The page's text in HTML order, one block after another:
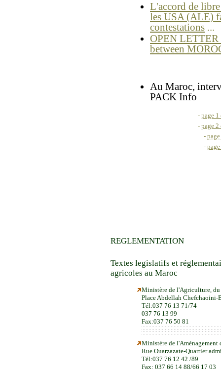
L'accord de
les USA (ALE)
contestations ...
OPEN LETTER
between
Au Maroc,
PACK Info
- page 1
- page 2
-
-
REGLEMENTATION
Textes legislatifs et
agricoles au Maroc
Ministère de l'Agriculture,
Place Abdellah Chefchaoini-
Tél:037 76 13 71/74
037 76 13 99
Fax:037 76 50 81
Ministère de l'Aménagement
Rue Ouarzazate-Quartier
Tél:037 76 12 42 /89
Fax: 037 66 14 88/66 17 03